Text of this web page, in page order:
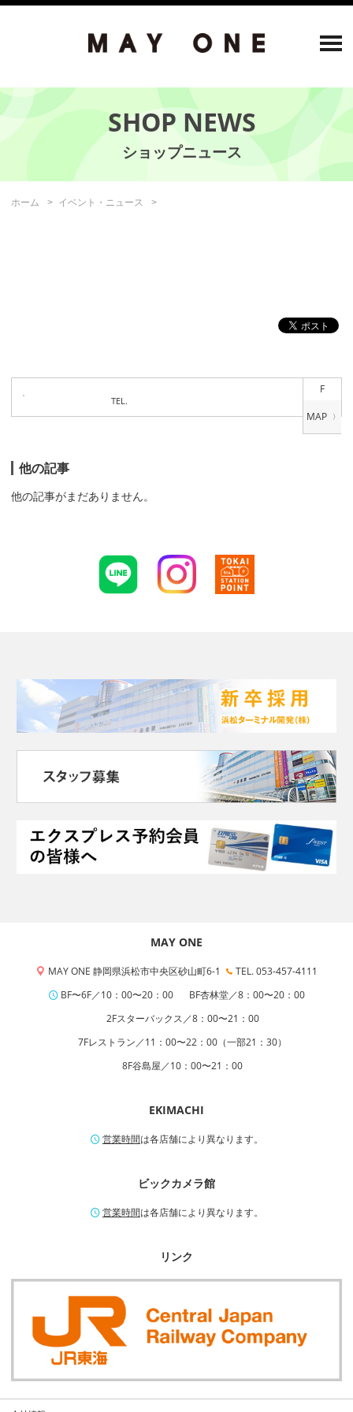
SHOP NEWS
ホーム イベント・ニュース
F
TEL.
他の記事
他の記事がまだありません。
MAY ONE
MAY ONE 静岡県浜松市中央区砂山町6-1
TEL. 053-457-4111
BF〜6F／10：00〜20：00
BF杏林堂／8：00〜20：00
2Fスターバックス／8：00〜21：00
7Fレストラン／11：00〜22：00（一部21：30）
8F谷島屋／10：00〜21：00
EKIMACHI
営業時間は各店舗により異なります。
ビックカメラ館
営業時間は各店舗により異なります。
リンク